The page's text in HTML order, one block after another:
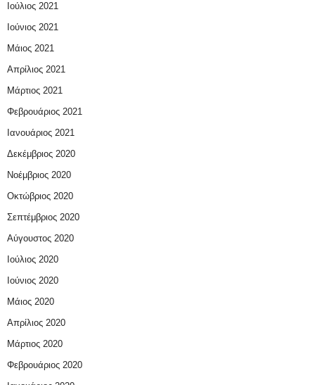
Ιούλιος 2021
Ιούνιος 2021
Μάιος 2021
Απρίλιος 2021
Μάρτιος 2021
Φεβρουάριος 2021
Ιανουάριος 2021
Δεκέμβριος 2020
Νοέμβριος 2020
Οκτώβριος 2020
Σεπτέμβριος 2020
Αύγουστος 2020
Ιούλιος 2020
Ιούνιος 2020
Μάιος 2020
Απρίλιος 2020
Μάρτιος 2020
Φεβρουάριος 2020